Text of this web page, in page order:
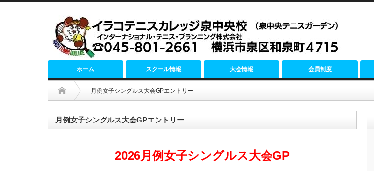
ホーム スクール情報 大会情報 会員制度
月例女子シングルス大会GPエントリー
月例女子シングルス大会GPエントリー
2026月例女子シングルス大会GP